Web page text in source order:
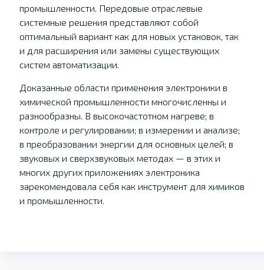
промышленности. Передовые отраслевые
системные решения представляют собой
оптимальный вариант как для новых установок, так
и для расширения или замены существующих
систем автоматизации.
Доказанные области применения электроники в
химической промышленности многочисленны и
разнообразны. В высокочастотном нагреве; в
контроле и регулировании; в измерении и анализе;
в преобразовании энергии для основных целей; в
звуковых и сверхзвуковых методах — в этих и
многих других приложениях электроника
зарекомендовала себя как инструмент для химиков
и промышленности.